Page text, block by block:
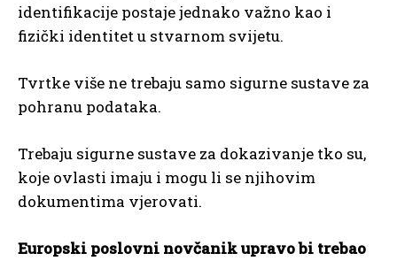
identifikacije postaje jednako važno kao i
fizički identitet u stvarnom svijetu.
Tvrtke više ne trebaju samo sigurne sustave za
pohranu podataka.
Trebaju sigurne sustave za dokazivanje tko su,
koje ovlasti imaju i mogu li se njihovim
dokumentima vjerovati.
Europski poslovni novčanik upravo bi trebao